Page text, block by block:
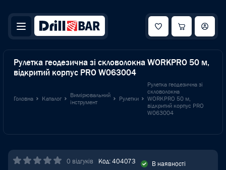
Рулетка геодезична зі скловолокна WORKPRO 50 м,
відкритий корпус PRO W063004
Головна Каталог
Вимірювальний
інструмент
Рулетки
Рулетка геодезична зі
скловолокна
WORKPRO 50 м,
відкритий корпус PRO
W063004
0 відгуків Код: 404073 В наявності